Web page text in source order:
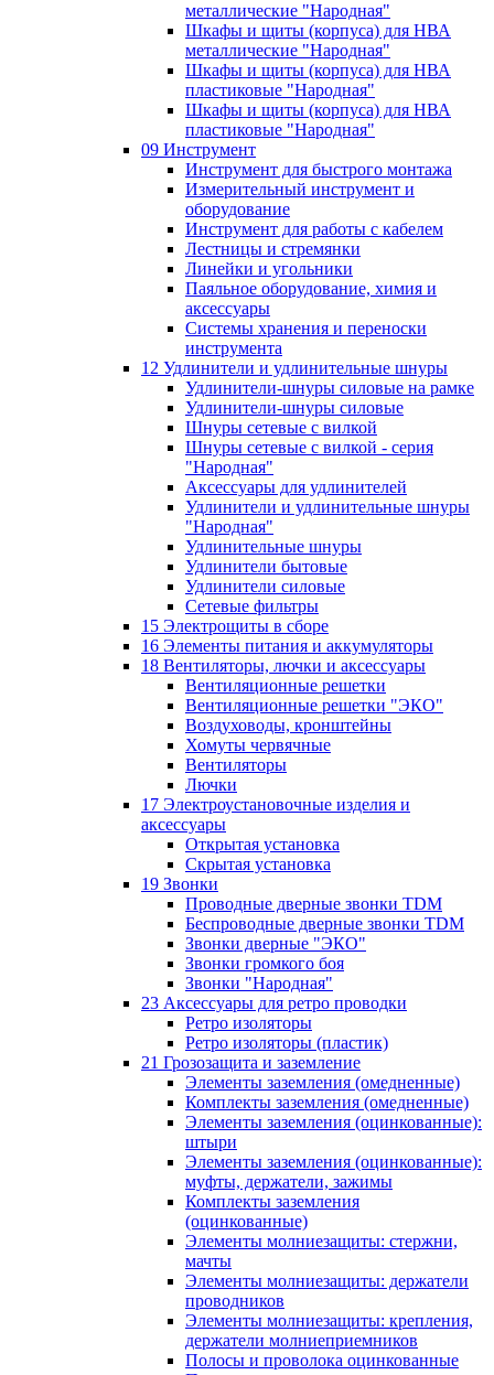
металлические "Народная"
Шкафы и щиты (корпуса) для НВА
металлические "Народная"
Шкафы и щиты (корпуса) для НВА
пластиковые "Народная"
Шкафы и щиты (корпуса) для НВА
пластиковые "Народная"
09 Инструмент
Инструмент для быстрого монтажа
Измерительный инструмент и
оборудование
Инструмент для работы с кабелем
Лестницы и стремянки
Линейки и угольники
Паяльное оборудование, химия и
аксессуары
Системы хранения и переноски
инструмента
12 Удлинители и удлинительные шнуры
Удлинители-шнуры силовые на рамке
Удлинители-шнуры силовые
Шнуры сетевые с вилкой
Шнуры сетевые с вилкой - серия
"Народная"
Аксессуары для удлинителей
Удлинители и удлинительные шнуры
"Народная"
Удлинительные шнуры
Удлинители бытовые
Удлинители силовые
Сетевые фильтры
15 Электрощиты в сборе
16 Элементы питания и аккумуляторы
18 Вентиляторы, лючки и аксессуары
Вентиляционные решетки
Вентиляционные решетки "ЭКО"
Воздуховоды, кронштейны
Хомуты червячные
Вентиляторы
Лючки
17 Электроустановочные изделия и
аксессуары
Открытая установка
Скрытая установка
19 Звонки
Проводные дверные звонки TDM
Беспроводные дверные звонки TDM
Звонки дверные "ЭКО"
Звонки громкого боя
Звонки "Народная"
23 Аксессуары для ретро проводки
Ретро изоляторы
Ретро изоляторы (пластик)
21 Грозозащита и заземление
Элементы заземления (омедненные)
Комплекты заземления (омедненные)
Элементы заземления (оцинкованные):
штыри
Элементы заземления (оцинкованные):
муфты, держатели, зажимы
Комплекты заземления
(оцинкованные)
Элементы молниезащиты: стержни,
мачты
Элементы молниезащиты: держатели
проводников
Элементы молниезащиты: крепления,
держатели молниеприемников
Полосы и проволока оцинкованные